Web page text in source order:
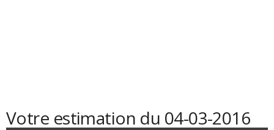
Votre estimation du 04-03-2016